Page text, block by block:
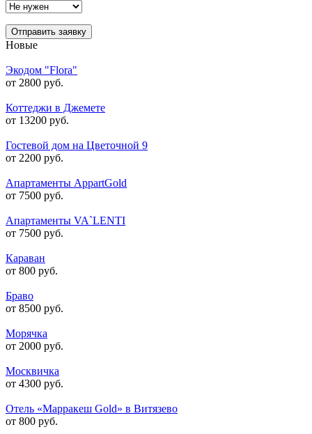
Отправить заявку
Новые
Экодом "Flora"
от 2800 руб.
Коттеджи в Джемете
от 13200 руб.
Гостевой дом на Цветочной 9
от 2200 руб.
Апартаменты AppartGold
от 7500 руб.
Апартаменты VA`LENTI
от 7500 руб.
Караван
от 800 руб.
Браво
от 8500 руб.
Морячка
от 2000 руб.
Москвичка
от 4300 руб.
Отель «Марракеш Gold» в Витязево
от 800 руб.